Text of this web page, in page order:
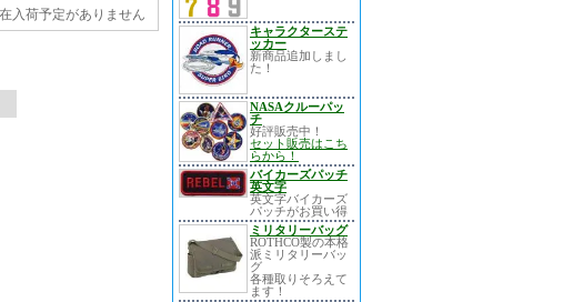
入荷予定がありません
キャラクターステ
ッカー
新商品追加しまし
た！
NASAクルーパッ
チ
好評販売中！
セット販売はこち
らから！
バイカーズパッチ
英文字
英文字バイカーズ
パッチがお買い得
ミリタリーバッグ
ROTHCO製の本格
派ミリタリーバッ
グ
各種取りそろえて
ます！